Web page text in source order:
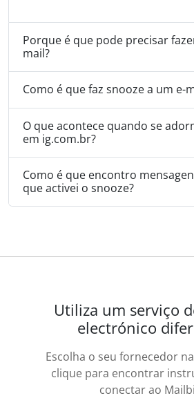
Porque é que pode precisar
mail?
Como é que faz snooze a um e-
O que acontece quando se
em ig.com.br?
Como é que encontro
que activei o snooze?
Utiliza um serviço
electrónico
Escolha o seu fornecedor
clique para encontrar
conectar ao